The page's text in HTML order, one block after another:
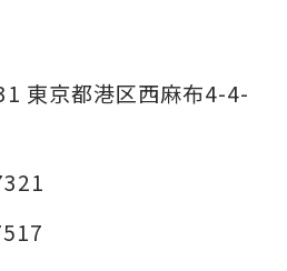
東京都港区西麻布4-4-